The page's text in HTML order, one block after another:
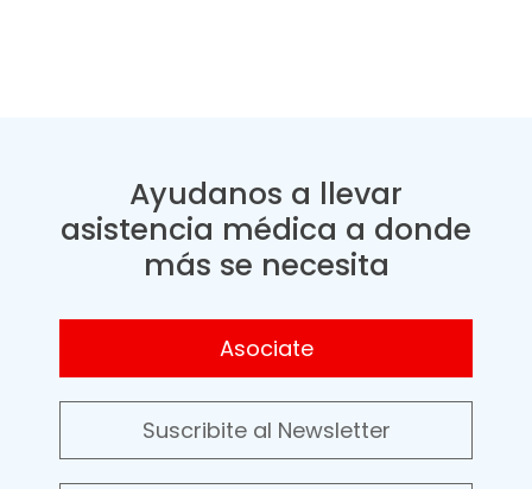
Ayudanos a llevar
asistencia médica a donde
más se necesita
Asociate
Suscribite al Newsletter